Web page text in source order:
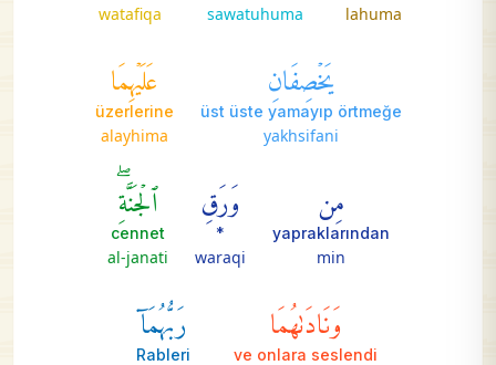
lahuma
sawatuhuma
watafiqa
يَخۡصِفَانِ
üst üste yamayıp örtmeğe
yakhsifani
عَلَيۡهِمَا
üzerlerine
alayhima
مِن
yapraklarından
min
وَرَقِ
*
waraqi
ٱلۡجَنَّةِۖ
cennet
al-janati
وَنَادَىٰهُمَا
ve onlara seslendi
رَبُّهُمَآ
Rableri